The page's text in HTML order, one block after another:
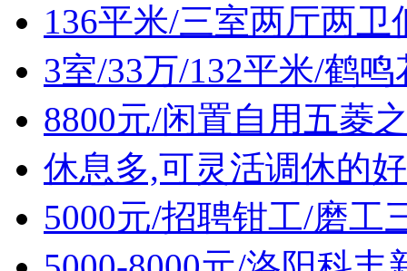
136平米/三室两厅两卫
3室/33万/132平米/鹤
8800元/闲置自用五菱
休息多,可灵活调休的
5000元/招聘钳工/磨工